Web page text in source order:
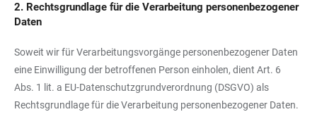
2. Rechtsgrundlage für die Verarbeitung personenbezogener
Daten
Soweit wir für Verarbeitungsvorgänge personenbezogener Daten
eine Einwilligung der betroffenen Person einholen, dient Art. 6
Abs. 1 lit. a EU-Datenschutzgrundverordnung (DSGVO) als
Rechtsgrundlage für die Verarbeitung personenbezogener Daten.